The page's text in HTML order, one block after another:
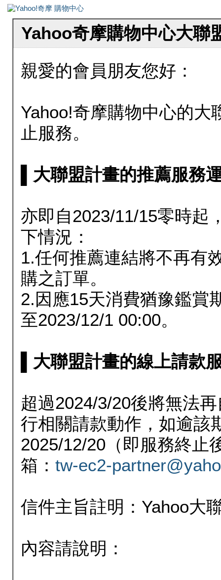
Yahoo奇摩購物中心大聯
親愛的會員朋友您好：
Yahoo!奇摩購物中心的大
止服務。
▌大聯盟計畫的推薦服務
亦即自2023/11/15零時起
下情況：
1.任何推薦連結將不再有
購之訂單。
2.因應15天消費猶豫鑑賞
至2023/12/1 00:00。
▌大聯盟計畫的線上請款
超過2024/3/20後將無法
行相關請款動作，如逾該
2025/12/20（即服務終止
箱： tw-ec2-
信件主旨註明：Yahoo大
內容請說明：